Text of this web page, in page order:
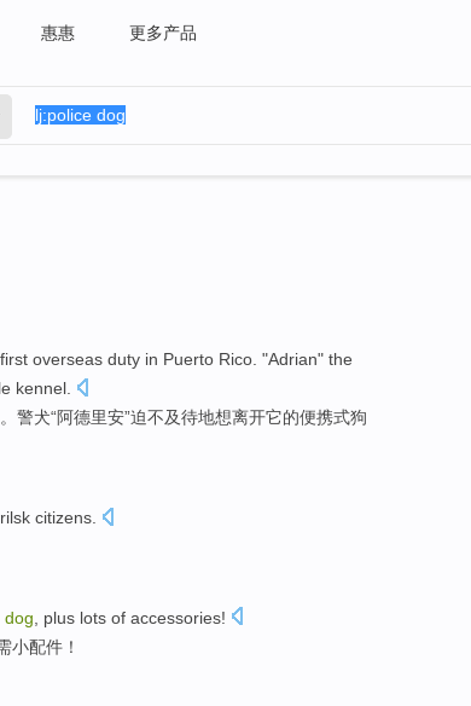
惠惠 更多产品
first overseas duty in Puerto Rico . "Adrian" the
kennel
。警犬“阿德里安”迫不及待地想离开它的便携式狗
citizens
dog plus lots of accessories!
小配件 ！